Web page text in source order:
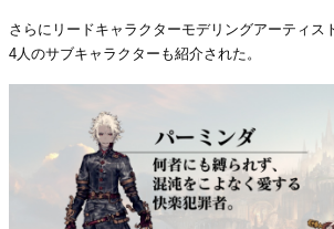
さらにリードキャラクターモデリングアーティス
4人のサブキャラクターも紹介された。